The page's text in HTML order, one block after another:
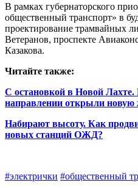
В рамках губернаторского
общественный транспорт» в
проектирование трамвайных
Ветеранов, проспекте
Казакова.
Читайте также:
С остановкой в Новой
направлении открыли
Набирают высоту. Как
новых станций ОЖД?
#электрички #общественный